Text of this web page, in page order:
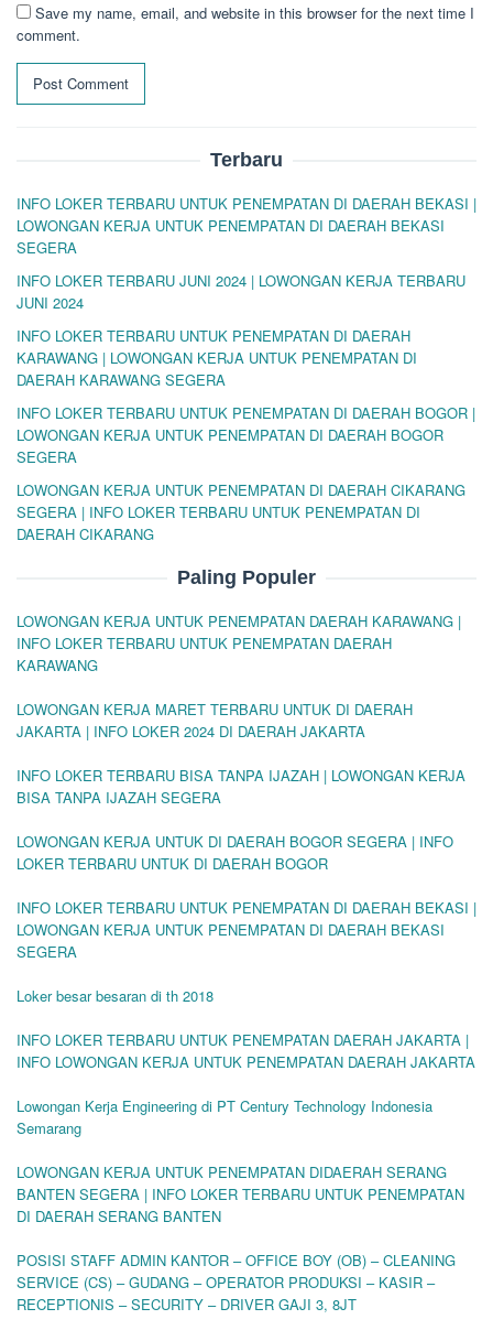
Save my name, email, and website in this browser for the next time I
comment.
Terbaru
INFO LOKER TERBARU UNTUK PENEMPATAN DI DAERAH BEKASI |
LOWONGAN KERJA UNTUK PENEMPATAN DI DAERAH BEKASI
SEGERA
INFO LOKER TERBARU JUNI 2024 | LOWONGAN KERJA TERBARU
JUNI 2024
INFO LOKER TERBARU UNTUK PENEMPATAN DI DAERAH
KARAWANG | LOWONGAN KERJA UNTUK PENEMPATAN DI
DAERAH KARAWANG SEGERA
INFO LOKER TERBARU UNTUK PENEMPATAN DI DAERAH BOGOR |
LOWONGAN KERJA UNTUK PENEMPATAN DI DAERAH BOGOR
SEGERA
LOWONGAN KERJA UNTUK PENEMPATAN DI DAERAH CIKARANG
SEGERA | INFO LOKER TERBARU UNTUK PENEMPATAN DI
DAERAH CIKARANG
Paling Populer
LOWONGAN KERJA UNTUK PENEMPATAN DAERAH KARAWANG |
INFO LOKER TERBARU UNTUK PENEMPATAN DAERAH
KARAWANG
LOWONGAN KERJA MARET TERBARU UNTUK DI DAERAH
JAKARTA | INFO LOKER 2024 DI DAERAH JAKARTA
INFO LOKER TERBARU BISA TANPA IJAZAH | LOWONGAN KERJA
BISA TANPA IJAZAH SEGERA
LOWONGAN KERJA UNTUK DI DAERAH BOGOR SEGERA | INFO
LOKER TERBARU UNTUK DI DAERAH BOGOR
INFO LOKER TERBARU UNTUK PENEMPATAN DI DAERAH BEKASI |
LOWONGAN KERJA UNTUK PENEMPATAN DI DAERAH BEKASI
SEGERA
Loker besar besaran di th 2018
INFO LOKER TERBARU UNTUK PENEMPATAN DAERAH JAKARTA |
INFO LOWONGAN KERJA UNTUK PENEMPATAN DAERAH JAKARTA
Lowongan Kerja Engineering di PT Century Technology Indonesia
Semarang
LOWONGAN KERJA UNTUK PENEMPATAN DIDAERAH SERANG
BANTEN SEGERA | INFO LOKER TERBARU UNTUK PENEMPATAN
DI DAERAH SERANG BANTEN
POSISI STAFF ADMIN KANTOR – OFFICE BOY (OB) – CLEANING
SERVICE (CS) – GUDANG – OPERATOR PRODUKSI – KASIR –
RECEPTIONIS – SECURITY – DRIVER GAJI 3, 8JT